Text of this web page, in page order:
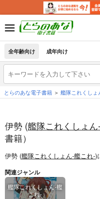
全年齢向け 成年向け
とらのあな電子書籍 艦隊これくしょ
伊勢 (艦隊これくしょ
書籍）
伊勢 (艦隊これくしょん-艦これ-)
関連ジャンル
艦隊これくしょん-艦
これ-